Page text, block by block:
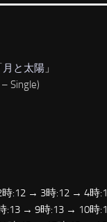
月と太陽 」
Single)
:12 → 3時:12 → 4時
:13 → 9時:13 → 10時